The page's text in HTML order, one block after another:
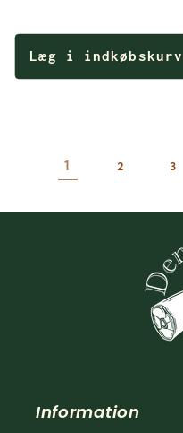
Læg i indkøbskurv
1 2 3
Information